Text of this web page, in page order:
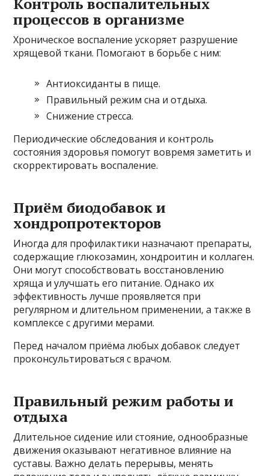
процессов в организме
Хроническое воспаление ускоряет разрушение
хрящевой ткани. Помогают в борьбе с ним:
Антиоксиданты в пище.
Правильный режим сна и отдыха.
Снижение стресса.
Периодические обследования и контроль
состояния здоровья помогут вовремя заметить и
скорректировать воспаление.
Приём биодобавок и
хондропротекторов
Иногда для профилактики назначают препараты,
содержащие глюкозамин, хондроитин и коллаген.
Они могут способствовать восстановлению
хряща и улучшать его питание. Однако их
эффективность лучше проявляется при
регулярном и длительном применении, а также в
комплексе с другими мерами.
Перед началом приёма любых добавок следует
проконсультироваться с врачом.
Правильный режим работы и
отдыха
Длительное сидение или стояние, однообразные
движения оказывают негативное влияние на
суставы. Важно делать перерывы, менять